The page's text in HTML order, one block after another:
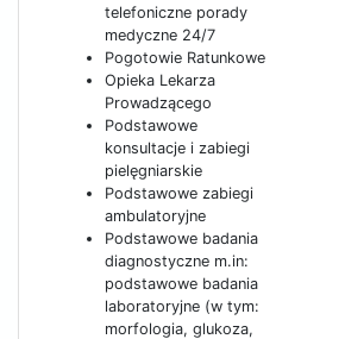
telefoniczne porady
medyczne 24/7
Pogotowie Ratunkowe
Opieka Lekarza
Prowadzącego
Podstawowe
konsultacje i zabiegi
pielęgniarskie
Podstawowe zabiegi
ambulatoryjne
Podstawowe badania
diagnostyczne m.in:
podstawowe badania
laboratoryjne (w tym:
morfologia, glukoza,